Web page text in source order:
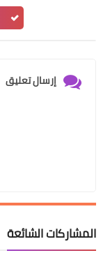
إرسال تعليق
المشاركات الشائعة